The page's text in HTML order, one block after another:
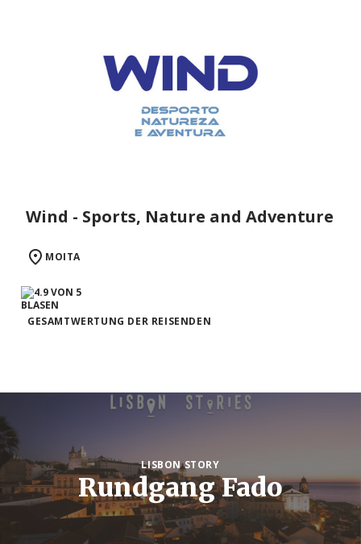
Wind - Sports, Nature and Adventure
MOITA
GESAMTWERTUNG DER REISENDEN
LISBON STORY
Rundgang Fado